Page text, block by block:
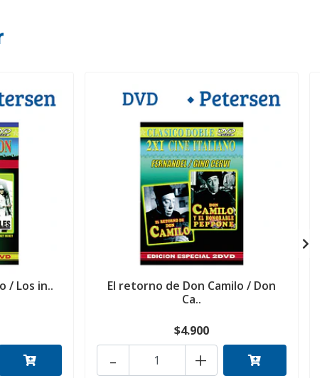
/ Los in..
El retorno de Don Camilo / Don
Ca..
$4.900
+
-